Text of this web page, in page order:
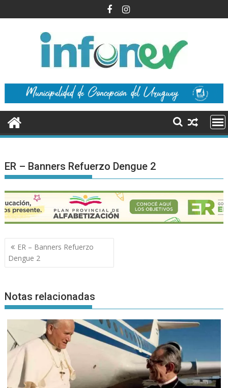
al
ER – Banners Refuerzo Dengue 2
Navegación
de
entradas
ER – Banners Refuerzo
Dengue 2
Notas relacionadas